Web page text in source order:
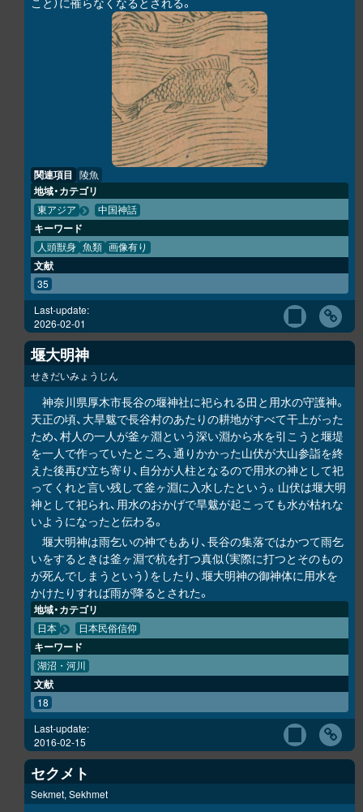
関連項目 陵魚
地域・カテゴリ
東アジア 中国神話
キーワード
人頭獣身 魚類 画像有り
文献
35
Last-update:
2026-02-01
堰大明神
せきだいみょうじん
神奈川県厚木市長谷の堰神社に祀られる田と用水の守護神。
天正の頃、大旱魃で長谷村のあたりの耕地がすべて干上がった
ため、村人の一人が釜ヶ淵という深い淵から水を引こうと堰堤
を一人で作っていたところ、通りかかった山伏が大山参詣を終
えた後再び立ち寄り、自分が人柱となるので用水の神として祀
ってくれと言い残して釜ヶ淵に入水したという。山伏は堰大明
神として祀られ、用水のおかげで旱魃が起こっても水が枯れな
いようになったと伝わる。
堰大明神は雨乞いの神でもあり、長谷の集落ではかつて雨乞
いをするときは釜ヶ淵で杭を打つ真似（実際に打つとそのもの
が死んでしまうという）をしたり、堰大明神の御神体に用水を
かけたりすれば雨が降るとされた。
地域・カテゴリ
日本 日本民俗信仰
キーワード
湖沼・河川
文献
18
Last-update:
2016-02-15
セクメト
Sekmet, Sekhmet